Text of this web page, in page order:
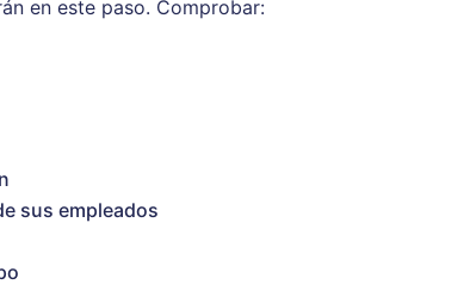
en este paso. Comprobar:
sus empleados